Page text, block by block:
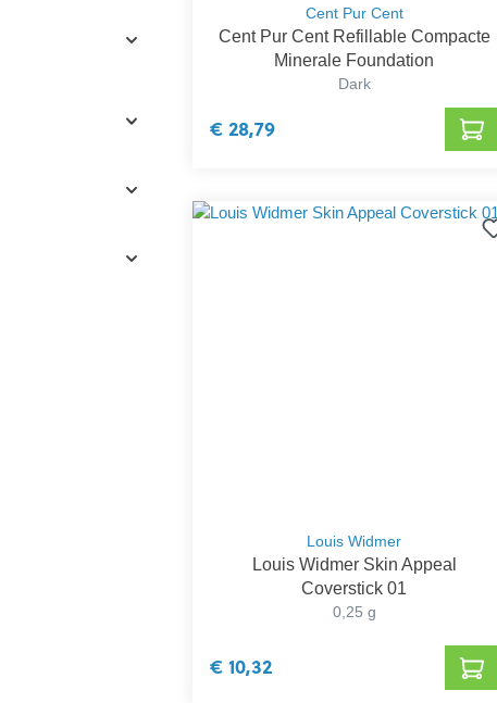
Cent Pur Cent
Cent Pur Cent Refillable Compacte
Minerale Foundation
Dark
€ 28,79
Louis Widmer
Louis Widmer Skin Appeal
Coverstick 01
0,25 g
€ 10,32